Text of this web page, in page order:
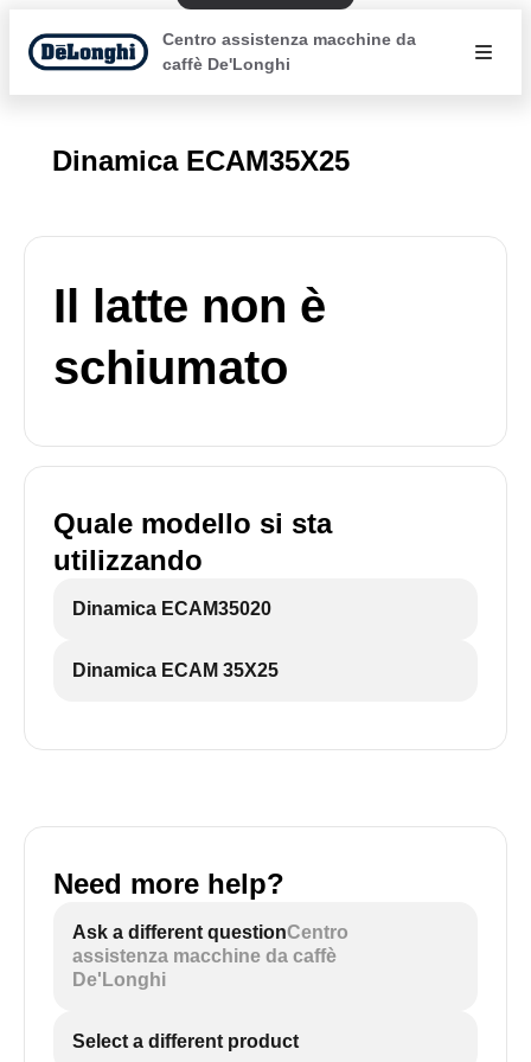
Centro assistenza macchine da
caffè De'Longhi
Dinamica ECAM35X25
Il latte non è
schiumato
Quale modello si sta
utilizzando
Dinamica ECAM35020
Dinamica ECAM 35X25
Need more help?
Ask a different questionCentro
assistenza macchine da caffè
De'Longhi
Select a different product